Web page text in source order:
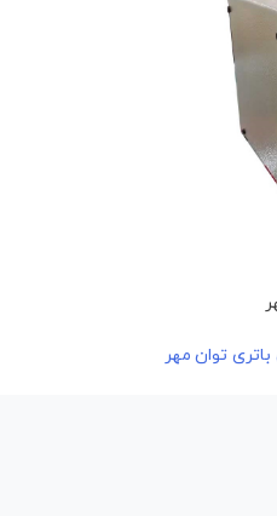
توان مهر